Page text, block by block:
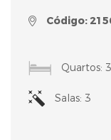
Código:
Quartos: 3
Salas: 3